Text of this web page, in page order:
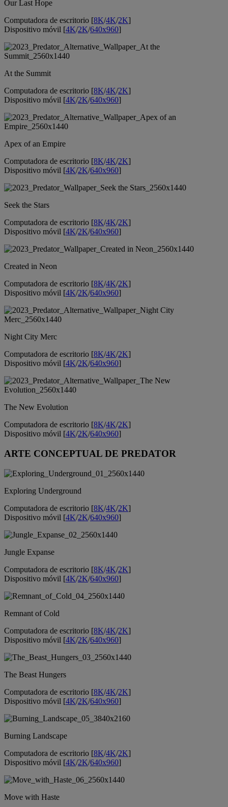
Our Last Hope
Computadora de escritorio [8K/4K/2K]
Dispositivo móvil [4K/2K/640x960]
At the Summit
Computadora de escritorio [8K/4K/2K]
Dispositivo móvil [4K/2K/640x960]
Apex of an Empire
Computadora de escritorio [8K/4K/2K]
Dispositivo móvil [4K/2K/640x960]
Seek the Stars
Computadora de escritorio [8K/4K/2K]
Dispositivo móvil [4K/2K/640x960]
Created in Neon
Computadora de escritorio [8K/4K/2K]
Dispositivo móvil [4K/2K/640x960]
Night City Merc
Computadora de escritorio [8K/4K/2K]
Dispositivo móvil [4K/2K/640x960]
The New Evolution
Computadora de escritorio [8K/4K/2K]
Dispositivo móvil [4K/2K/640x960]
ARTE CONCEPTUAL DE PREDATOR
Exploring Underground
Computadora de escritorio [8K/4K/2K]
Dispositivo móvil [4K/2K/640x960]
Jungle Expanse
Computadora de escritorio [8K/4K/2K]
Dispositivo móvil [4K/2K/640x960]
Remnant of Cold
Computadora de escritorio [8K/4K/2K]
Dispositivo móvil [4K/2K/640x960]
The Beast Hungers
Computadora de escritorio [8K/4K/2K]
Dispositivo móvil [4K/2K/640x960]
Burning Landscape
Computadora de escritorio [8K/4K/2K]
Dispositivo móvil [4K/2K/640x960]
Move with Haste